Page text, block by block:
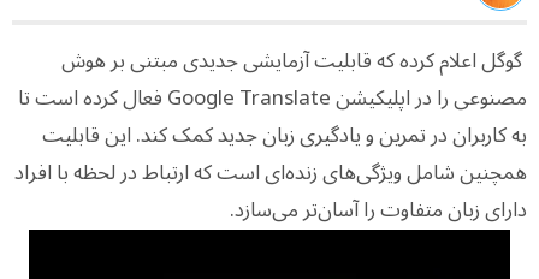
گوگل اعلام کرده که قابلیت آزمایشی جدیدی مبتنی بر هوش
مصنوعی را در اپلیکیشن Google Translate فعال کرده است تا
به کاربران در تمرین و یادگیری زبان جدید کمک کند. این قابلیت
همچنین شامل ویژگی‌های زنده‌ای است که ارتباط در لحظه با افراد
دارای زبان متفاوت را آسان‌تر می‌سازد.